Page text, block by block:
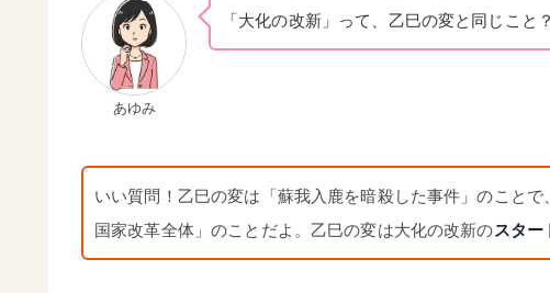
あゆみ
「大化の改新」って、乙巳の変と同じこと
いい質問！乙巳の変は「蘇我入鹿を暗殺した事件」のこと
国家改革全体」のことだよ。乙巳の変は大化の改新のスター